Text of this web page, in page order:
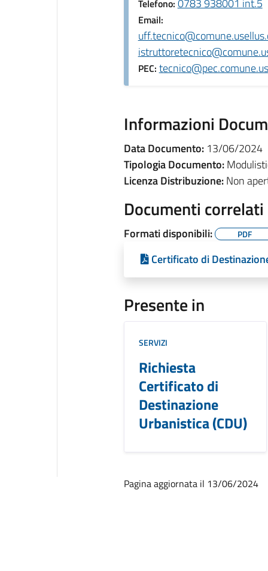
Telefono: 0783 938001 int.5
Email:
PEC:
Informazioni
Data Documento:13/06/2024
Tipologia Documento:
Licenza Distribuzione:Non
Documenti correlati
Formati disponibili: PDF
Certificato di
Presente in
SERVIZI
Richiesta
Certificato di
Destinazione
Urbanistica (CDU)
Pagina aggiornata il 13/06/2024